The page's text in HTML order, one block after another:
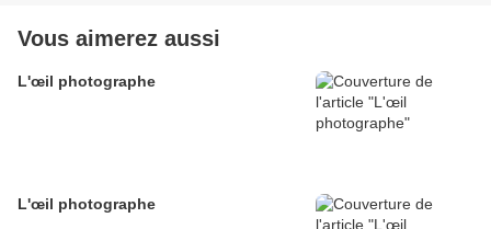
Vous aimerez aussi
L'œil photographe
L'œil photographe